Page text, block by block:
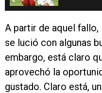
A partir de aquel
se lució con algunas
embargo, está claro
aprovechó la
gustado. Claro está,